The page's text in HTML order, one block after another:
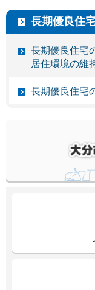
長期優良住
長期優良住宅
居住環境の維
長期優良住宅